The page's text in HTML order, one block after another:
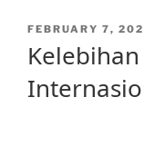
POSTED
FEBRUARY 7,